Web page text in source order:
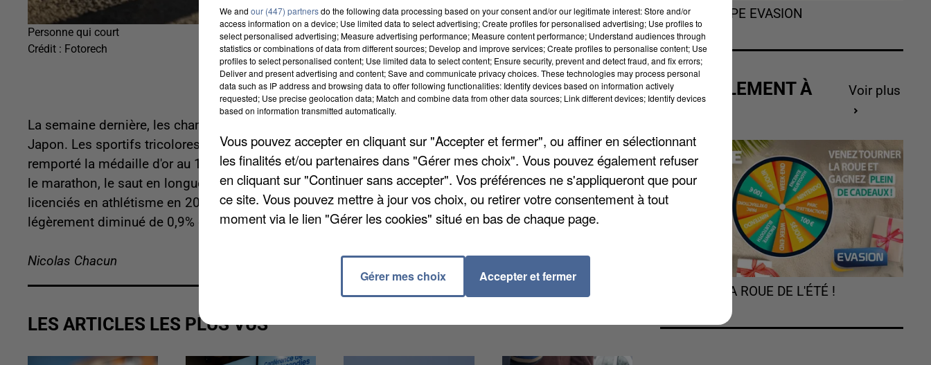
Personne qui court
Crédit : Fotorech
La semaine dernière, les championnats du monde de cette discipline se sont déroulés à Tokyo, au
Japon. Les sportifs tricolores ont tout donné pour cette 20ème édition, comme Jimmy Gressier qui a
remporté la médaille d'or au 10.000 mètres hommes. L'athlétisme regroupe plusieurs épreuves comme
le marathon, le saut en longueur ou la course en relais... En Seine-et-Marne, il y avait plus de 7.400
licenciés en athlétisme en 2024. En France métropolitaine, pas loin de 300.000. Ce chiffre a
légèrement diminué de 0,9% depuis 2019.
Nicolas Chacun
LES ARTICLES LES PLUS VUS
L'HOROSCOPE EVASION
ACTUELLEMENT À
GAGNER
Voir plus
TOURNEZ LA ROUE DE L'ÉTÉ !
We and our (447) partnersdo the following data processing based on your consent and/or our legitimate interest: Store and/or
access information on a device; Use limited data to select advertising; Create profiles for personalised advertising; Use profiles to
select personalised advertising; Measure advertising performance; Measure content performance; Understand audiences through
statistics or combinations of data from different sources; Develop and improve services; Create profiles to personalise content; Use
profiles to select personalised content; Use limited data to select content; Ensure security, prevent and detect fraud, and fix errors;
Deliver and present advertising and content; Save and communicate privacy choices. These technologies may process personal
data such as IP address and browsing data to offer following functionalities: Identify devices based on information actively
requested; Use precise geolocation data; Match and combine data from other data sources; Link different devices; Identify devices
based on information transmitted automatically.
Vous pouvez accepter en cliquant sur "Accepter et fermer", ou affiner en sélectionnant
les finalités et/ou partenaires dans "Gérer mes choix". Vous pouvez également refuser
en cliquant sur "Continuer sans accepter". Vos préférences ne s'appliqueront que pour
ce site. Vous pouvez mettre à jour vos choix, ou retirer votre consentement à tout
moment via le lien "Gérer les cookies" situé en bas de chaque page.
Gérer mes choix Accepter et fermer